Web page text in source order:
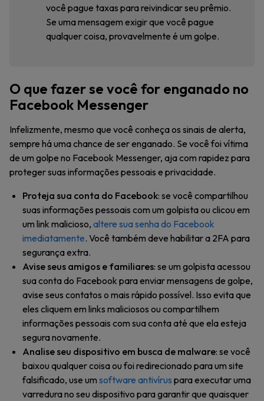
você pague taxas para reivindicar seu prêmio.
Se uma mensagem exigir que você pague
qualquer coisa, provavelmente é um golpe.
O que fazer se você for enganado no
Facebook Messenger
Infelizmente, mesmo que você conheça os sinais de alerta,
sempre há uma chance de ser enganado. Se você foi vítima
de um golpe no Facebook Messenger, aja com rapidez para
proteger suas informações pessoais e privacidade.
Proteja sua conta do Facebook: se você compartilhou
suas informações pessoais com um golpista ou clicou em
um link malicioso, altere sua senha do Facebook
imediatamente. Você também deve habilitar a 2FA para
segurança extra.
Avise seus amigos e familiares: se um golpista acessou
sua conta do Facebook para enviar mensagens de golpe,
avise seus contatos o mais rápido possível. Isso evita que
eles cliquem em links maliciosos ou compartilhem
informações pessoais com sua conta até que ela esteja
segura novamente.
Analise seu dispositivo em busca de malware: se você
baixou qualquer coisa ou foi redirecionado para um site
falsificado, use um software antivírus para executar uma
varredura no seu dispositivo para garantir que quaisquer